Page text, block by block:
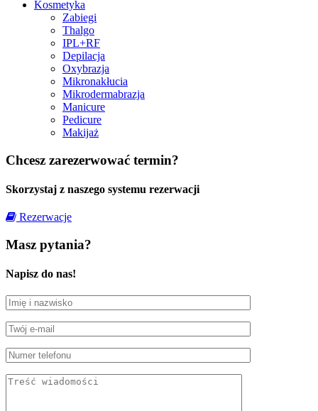
Kosmetyka
Zabiegi
Thalgo
IPL+RF
Depilacja
Oxybrazja
Mikronakłucia
Mikrodermabrazja
Manicure
Pedicure
Makijaż
Chcesz zarezerwować termin?
Skorzystaj z naszego systemu rezerwacji
Rezerwacje
Masz pytania?
Napisz do nas!